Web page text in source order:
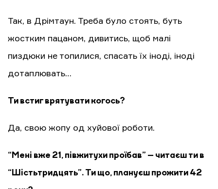
Так, в Дрімтаун. Треба було стоять, буть
жостким пацаном, дивитись, щоб малі
пиздюки не топилися, спасать їх іноді, іноді
дотаплювать…
Ти встиг врятувати когось?
Да, свою жопу од хуйової роботи.
“Мені вже 21, півжитухи проїбав” – читаєш ти в
“Шістьтридцять”. Ти що, плануєш прожити 42